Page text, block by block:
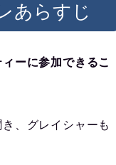
あらすじ
ーに参加できるこ
、グレイシャーも